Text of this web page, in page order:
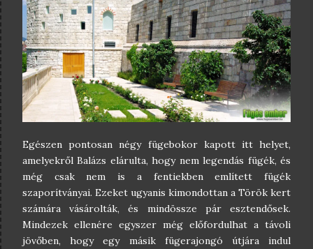
Egészen pontosan négy fügebokor kapott itt helyet,
amelyekről Balázs elárulta, hogy nem legendás fügék, és
még csak nem is a fentiekben említett fügék
szaporítványai. Ezeket ugyanis kimondottan a Török kert
számára vásárolták, és mindössze pár esztendősek.
Mindezek ellenére egyszer még előfordulhat a távoli
jövőben, hogy egy másik fügerajongó útjára indul